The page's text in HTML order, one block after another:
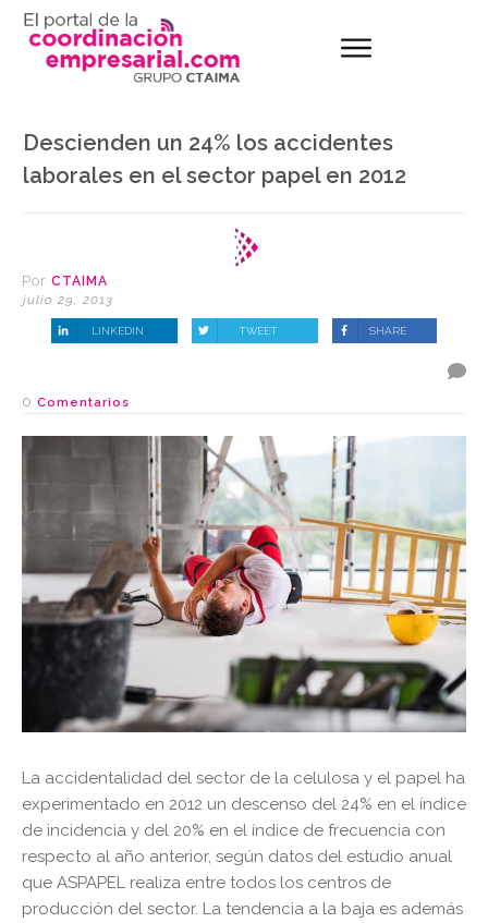
Descienden un 24% los accidentes
laborales en el sector papel en 2012
Por CTAIMA
julio 29, 2013
LINKEDIN TWEET SHARE
0 Comentarios
La accidentalidad del sector de la celulosa y el papel ha
experimentado en 2012 un descenso del 24% en el índice
de incidencia y del 20% en el índice de frecuencia con
respecto al año anterior, según datos del estudio anual
que ASPAPEL realiza entre todos los centros de
producción del sector. La tendencia a la baja es además